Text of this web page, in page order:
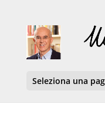
Seleziona una